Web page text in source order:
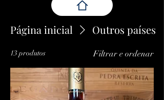
Página inicial Outros países
13 produtos Filtrar e ordenar